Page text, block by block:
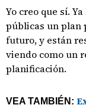
Yo creo que sí.
públicas un plan
futuro, y están
viendo como un
planificación.
VEA TAMBIÉN: